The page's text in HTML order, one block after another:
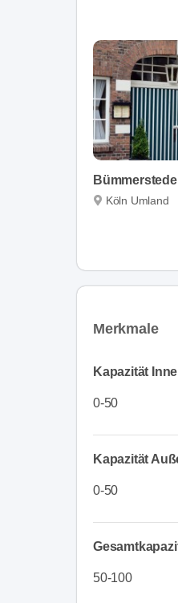
Köln Umland
Merkmale
Kapazität
0-50
Kapazität
0-50
50-100